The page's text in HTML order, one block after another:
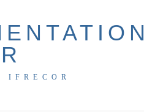
IFRECOR